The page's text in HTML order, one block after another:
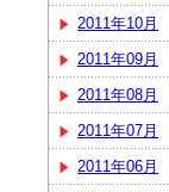
2011年10月
2011年09月
2011年08月
2011年07月
2011年06月